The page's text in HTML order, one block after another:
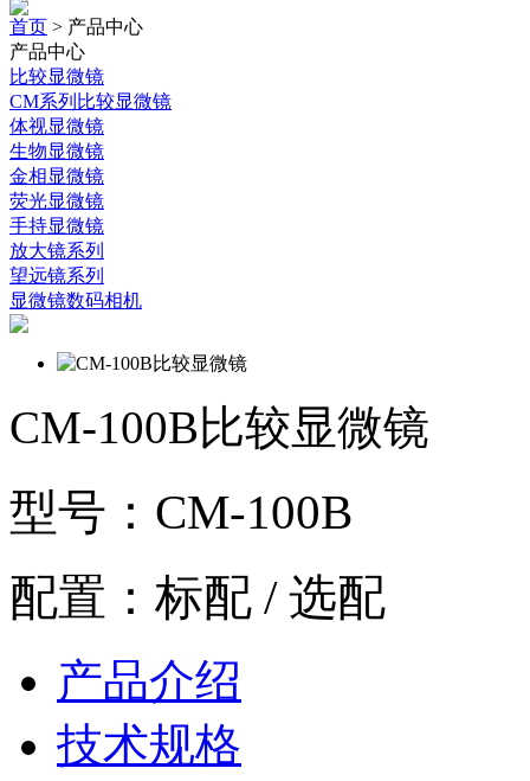
首页 > 产品中心
产品中心
比较显微镜
CM系列比较显微镜
体视显微镜
生物显微镜
金相显微镜
荧光显微镜
手持显微镜
放大镜系列
望远镜系列
显微镜数码相机
CM-100B比较显微镜
型号：CM-100B
配置：标配 / 选配
产品介绍
技术规格